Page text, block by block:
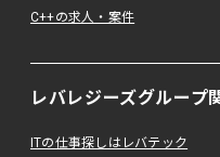
C++の求人・案件
レバレジーズグループ
ITの仕事探しはレバテック